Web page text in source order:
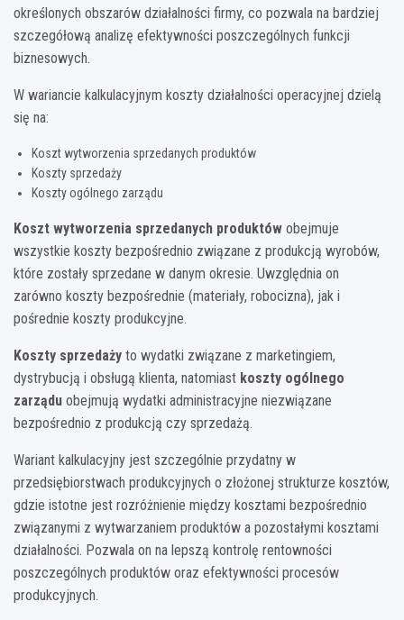
określonych obszarów działalności firmy, co pozwala na bardziej
szczegółową analizę efektywności poszczególnych funkcji
biznesowych.
W wariancie kalkulacyjnym koszty działalności operacyjnej dzielą
się na:
Koszt wytworzenia sprzedanych produktów
Koszty sprzedaży
Koszty ogólnego zarządu
Koszt wytworzenia sprzedanych produktów obejmuje
wszystkie koszty bezpośrednio związane z produkcją wyrobów,
które zostały sprzedane w danym okresie. Uwzględnia on
zarówno koszty bezpośrednie (materiały, robocizna), jak i
pośrednie koszty produkcyjne.
Koszty sprzedaży to wydatki związane z marketingiem,
dystrybucją i obsługą klienta, natomiast koszty ogólnego
zarządu obejmują wydatki administracyjne niezwiązane
bezpośrednio z produkcją czy sprzedażą.
Wariant kalkulacyjny jest szczególnie przydatny w
przedsiębiorstwach produkcyjnych o złożonej strukturze kosztów,
gdzie istotne jest rozróżnienie między kosztami bezpośrednio
związanymi z wytwarzaniem produktów a pozostałymi kosztami
działalności. Pozwala on na lepszą kontrolę rentowności
poszczególnych produktów oraz efektywności procesów
produkcyjnych.